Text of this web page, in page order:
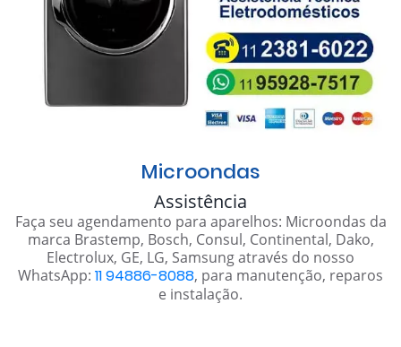
Microondas
Assistência
Faça seu agendamento para aparelhos: Microondas da
marca Brastemp, Bosch, Consul, Continental, Dako,
Electrolux, GE, LG, Samsung através do nosso
WhatsApp: 11 94886-8088, para manutenção, reparos
e instalação.